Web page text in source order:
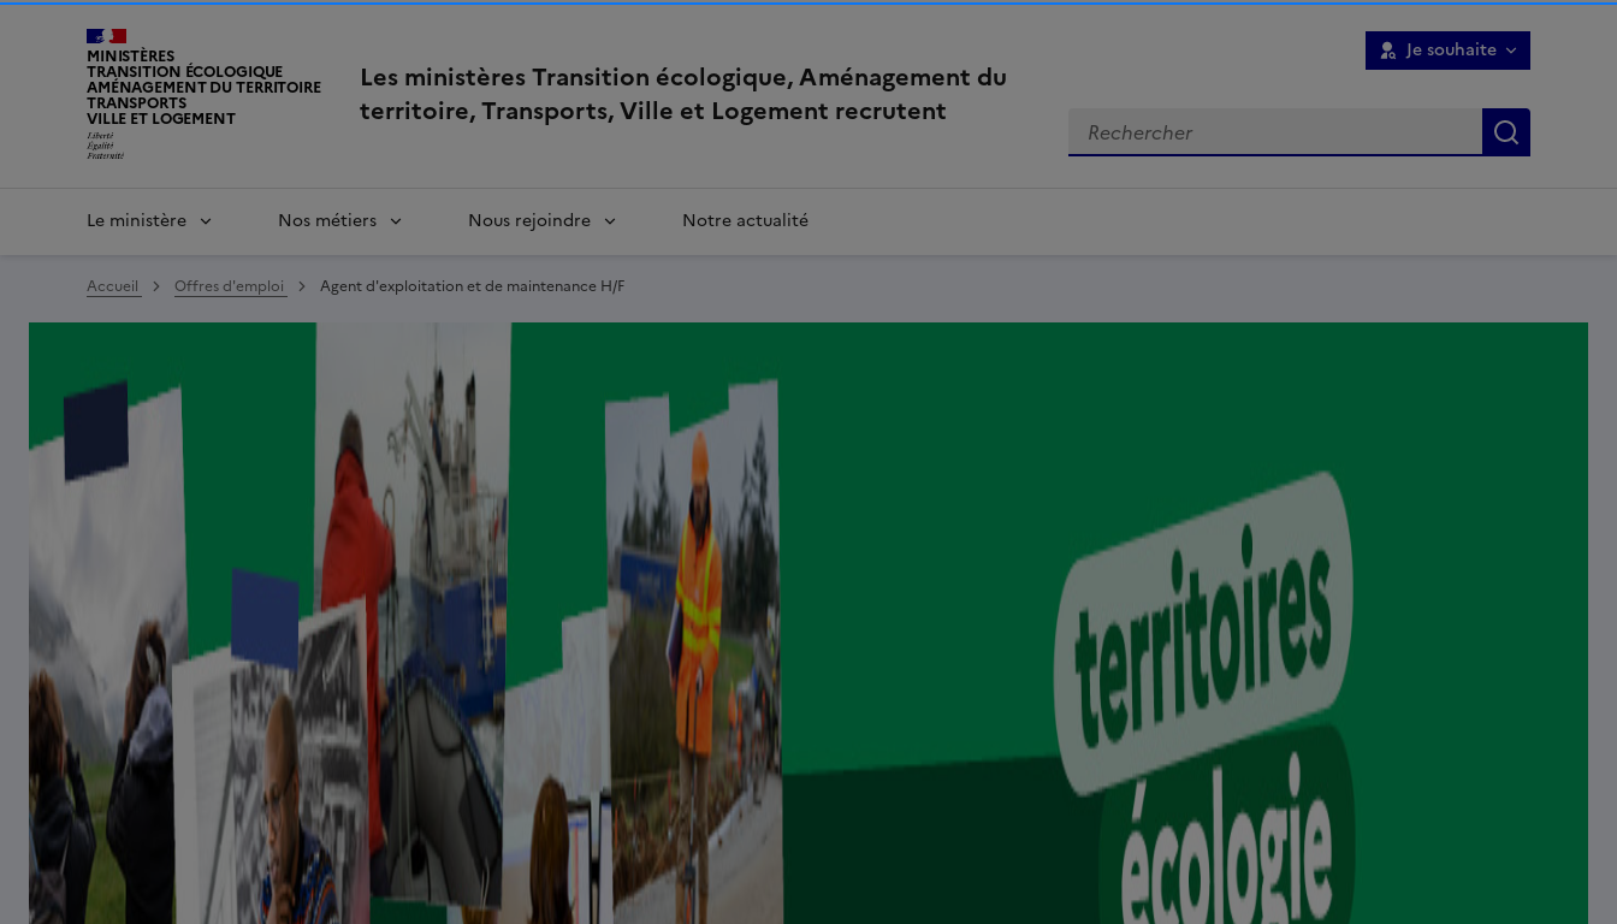
MINISTÈRES
TRANSITION ÉCOLOGIQUE
AMÉNAGEMENT DU TERRITOIRE
TRANSPORTS
VILLE ET LOGEMENT
Les ministères Transition écologique, Aménagement du
territoire, Transports, Ville et Logement recrutent
Je souhaite
Le ministère Nos métiers Nous rejoindre Notre actualité
Accueil Offres d'emploi Agent d'exploitation et de maintenance H/F